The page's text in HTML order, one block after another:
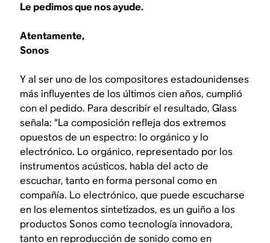
Le pedimos que nos ayude.
Atentamente,
Sonos
Y al ser uno de los compositores estadounidenses
más influyentes de los últimos cien años, cumplió
con el pedido. Para describir el resultado, Glass
señala: “La composición refleja dos extremos
opuestos de un espectro: lo orgánico y lo
electrónico. Lo orgánico, representado por los
instrumentos acústicos, habla del acto de
escuchar, tanto en forma personal como en
compañía. Lo electrónico, que puede escucharse
en los elementos sintetizados, es un guiño a los
productos Sonos como tecnología innovadora,
tanto en reproducción de sonido como en